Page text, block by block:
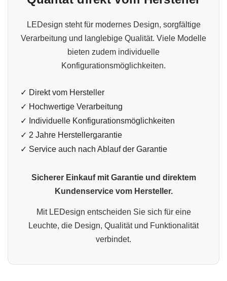
LEDesign steht für modernes Design, sorgfältige
Verarbeitung und langlebige Qualität. Viele Modelle
bieten zudem individuelle
Konfigurationsmöglichkeiten.
✓ Direkt vom Hersteller
✓ Hochwertige Verarbeitung
✓ Individuelle Konfigurationsmöglichkeiten
✓ 2 Jahre Herstellergarantie
✓ Service auch nach Ablauf der Garantie
Sicherer Einkauf mit Garantie und direktem
Kundenservice vom Hersteller.
Mit LEDesign entscheiden Sie sich für eine
Leuchte, die Design, Qualität und Funktionalität
verbindet.